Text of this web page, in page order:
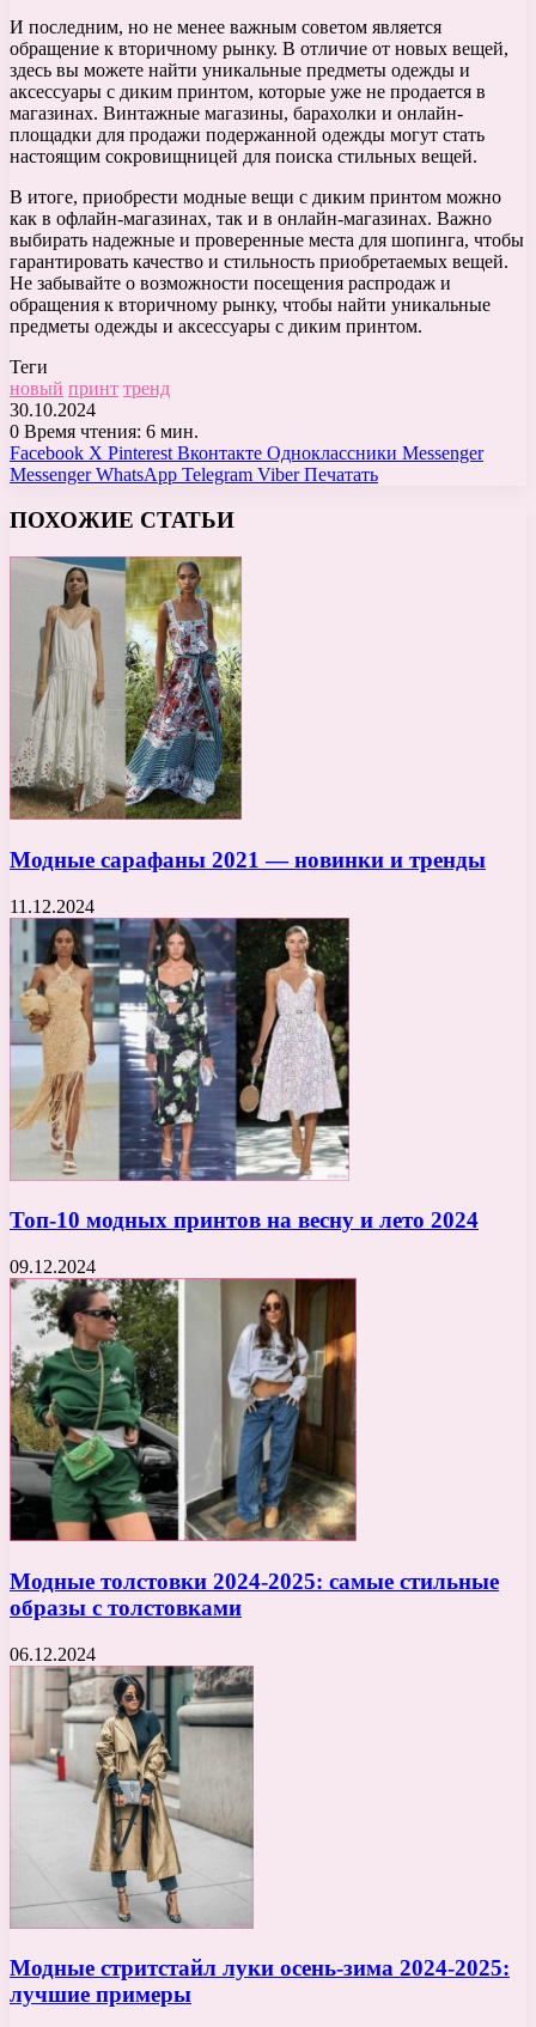
И последним, но не менее важным советом является
обращение к вторичному рынку. В отличие от новых вещей,
здесь вы можете найти уникальные предметы одежды и
аксессуары с диким принтом, которые уже не продается в
магазинах. Винтажные магазины, барахолки и онлайн-
площадки для продажи подержанной одежды могут стать
настоящим сокровищницей для поиска стильных вещей.
В итоге, приобрести модные вещи с диким принтом можно
как в офлайн-магазинах, так и в онлайн-магазинах. Важно
выбирать надежные и проверенные места для шопинга, чтобы
гарантировать качество и стильность приобретаемых вещей.
Не забывайте о возможности посещения распродаж и
обращения к вторичному рынку, чтобы найти уникальные
предметы одежды и аксессуары с диким принтом.
Теги
новый принт тренд
30.10.2024
0 Время чтения: 6 мин.
Facebook X Pinterest Вконтакте Одноклассники Messenger
Messenger WhatsApp Telegram Viber Печатать
ПОХОЖИЕ СТАТЬИ
Модные сарафаны 2021 — новинки и тренды
11.12.2024
Топ-10 модных принтов на весну и лето 2024
09.12.2024
Модные толстовки 2024-2025: самые стильные
образы с толстовками
06.12.2024
Модные стритстайл луки осень-зима 2024-2025:
лучшие примеры